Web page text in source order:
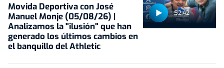
52:42
Movida Deportiva con José
Manuel Monje (05/08/26) |
Analizamos la "ilusión" que han
generado los últimos cambios en
el banquillo del Athletic